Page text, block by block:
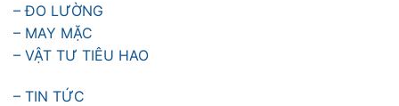
– ĐO LƯỜNG
– MAY MẶC
– VẬT TƯ TIÊU HAO
– TIN TỨC